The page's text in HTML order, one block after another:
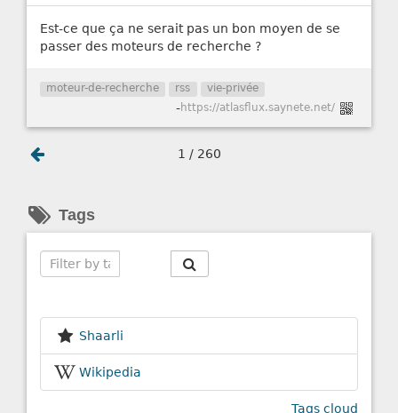
Est-ce que ça ne serait pas un bon moyen de se
passer des moteurs de recherche ?
moteur-de-recherche rss vie-privée
-https://atlasflux.saynete.net/
1 / 260
Tags
Shaarli
Wikipedia
Tags cloud